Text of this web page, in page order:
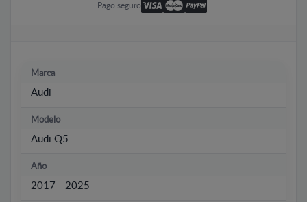
Pago seguro
Marca
Audi
Modelo
Audi Q5
Año
2017 - 2025